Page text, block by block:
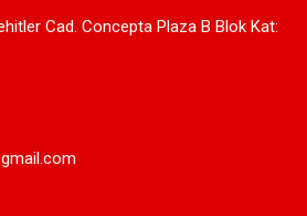
Cad. Concepta Plaza B Blok Kat: